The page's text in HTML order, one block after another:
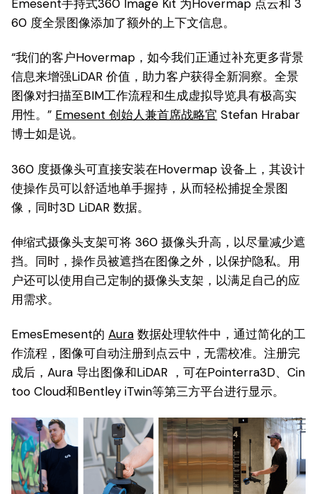
Emesent手持式360 Image Kit 为Hovermap 点云和 3
60 度全景图像添加了额外的上下文信息。
“我们的客户Hovermap，如今我们正通过补充更多背景
信息来增强LiDAR 价值，助力客户获得全新洞察。全景
图像对扫描至BIM工作流程和生成虚拟导览具有极高实
用性。” Emesent 创始人兼首席战略官 Stefan Hrabar
博士如是说。
360 度摄像头可直接安装在Hovermap 设备上，其设计
使操作员可以舒适地单手握持，从而轻松捕捉全景图
像，同时3D LiDAR 数据。
伸缩式摄像头支架可将 360 摄像头升高，以尽量减少遮
挡。同时，操作员被遮挡在图像之外，以保护隐私。用
户还可以使用自己定制的摄像头支架，以满足自己的应
用需求。
EmesEmesent的 Aura 数据处理软件中，通过简化的工
作流程，图像可自动注册到点云中，无需校准。注册完
成后，Aura 导出图像和LiDAR ，可在Pointerra3D、Cin
too Cloud和Bentley iTwin等第三方平台进行显示。